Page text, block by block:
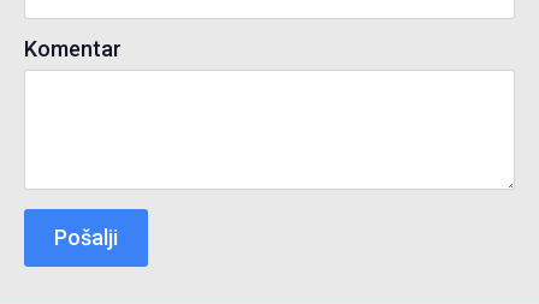
Komentar
Pošalji